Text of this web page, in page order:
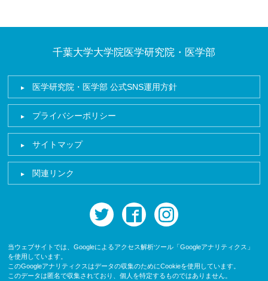
千葉大学大学院医学研究院・医学部
医学研究院・医学部 公式SNS運用方針
プライバシーポリシー
サイトマップ
関連リンク
twitter facebook
当ウェブサイトでは、Googleによるアクセス解析ツール「Googleアナリティクス」
を使用しています。
このGoogleアナリティクスはデータの収集のためにCookieを使用しています。
このデータは匿名で収集されており、個人を特定するものではありません。